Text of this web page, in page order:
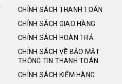
CHÍNH SÁCH THANH TOÁN
CHÍNH SÁCH GIAO HÀNG
CHÍNH SÁCH HOÀN TRẢ
CHÍNH SÁCH VỀ BẢO MẬT
THÔNG TIN THANH TOÁN
CHÍNH SÁCH KIỂM HÀNG